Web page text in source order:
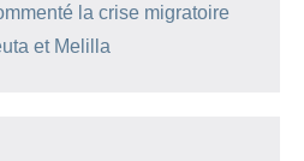
la crise migratoire
et Melilla